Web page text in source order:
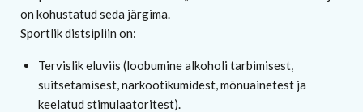
on kohustatud seda järgima.
Sportlik distsipliin on:
Tervislik eluviis (loobumine alkoholi tarbimisest,
suitsetamisest, narkootikumidest, mõnuainetest ja
keelatud stimulaatoritest).